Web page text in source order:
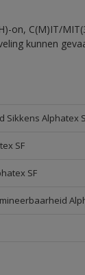
on, C(M)IT/
kunnen
Alphatex
SF
SF